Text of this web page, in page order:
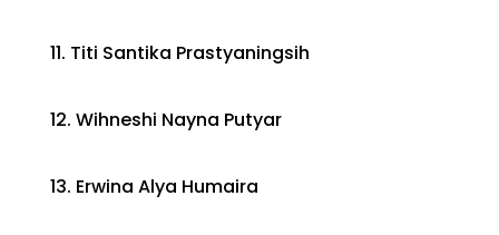
11. Titi Santika Prastyaningsih
12. Wihneshi Nayna Putyar
13. Erwina Alya Humaira